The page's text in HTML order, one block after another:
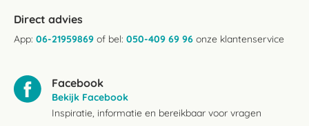
Direct advies
App: 06-21959869 of bel: 050-409 69 96 onze klantenservice
Facebook
Bekijk Facebook
Inspiratie, informatie en bereikbaar voor vragen